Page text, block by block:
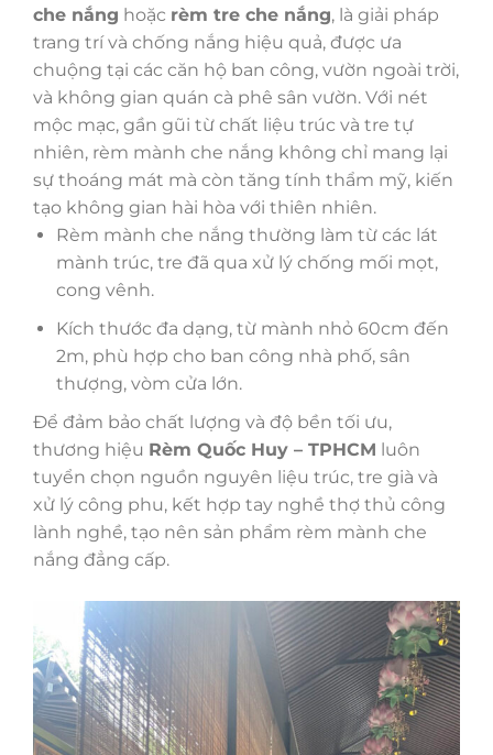
che nắng hoặc rèm tre che nắng, là giải pháp
trang trí và chống nắng hiệu quả, được ưa
chuộng tại các căn hộ ban công, vườn ngoài trời,
và không gian quán cà phê sân vườn. Với nét
mộc mạc, gần gũi từ chất liệu trúc và tre tự
nhiên, rèm mành che nắng không chỉ mang lại
sự thoáng mát mà còn tăng tính thẩm mỹ, kiến
tạo không gian hài hòa với thiên nhiên.
Rèm mành che nắng thường làm từ các lát
mành trúc, tre đã qua xử lý chống mối mọt,
cong vênh.
Kích thước đa dạng, từ mành nhỏ 60cm đến
2m, phù hợp cho ban công nhà phố, sân
thượng, vòm cửa lớn.
Để đảm bảo chất lượng và độ bền tối ưu,
thương hiệu Rèm Quốc Huy – TPHCM luôn
tuyển chọn nguồn nguyên liệu trúc, tre già và
xử lý công phu, kết hợp tay nghề thợ thủ công
lành nghề, tạo nên sản phẩm rèm mành che
nắng đẳng cấp.